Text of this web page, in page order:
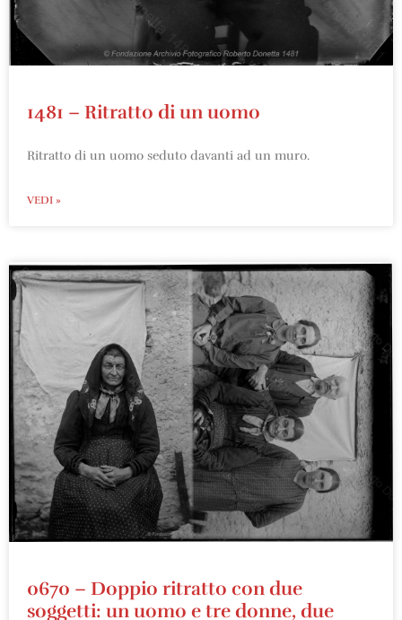
1481 – Ritratto di un uomo
Ritratto di un uomo seduto davanti ad un muro.
VEDI »
0670 – Doppio ritratto con due
soggetti: un uomo e tre donne, due